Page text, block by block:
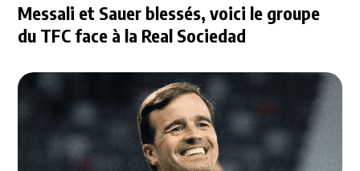
Messali et Sauer blessés, voici le groupe
du TFC face à la Real Sociedad